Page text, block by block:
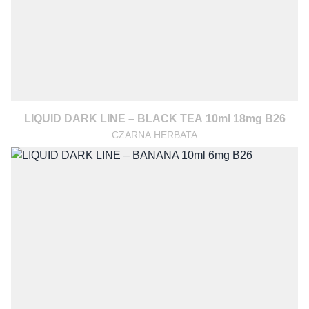
LIQUID DARK LINE – BLACK TEA 10ml 18mg B26
CZARNA HERBATA